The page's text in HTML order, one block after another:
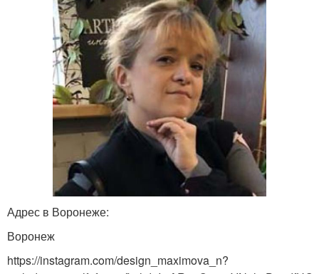
Адрес в Воронеже:
Воронеж
https://instagram.com/design_maximova_n?